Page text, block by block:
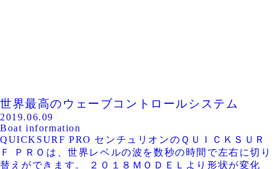
世界最高のウェーブコントロールシステム
2019.06.09
Boat information
QUICKSURF PRO センチュリオンのＱＵＩＣＫＳＵＲ
Ｆ ＰＲＯは、世界レベルの波を数秒の時間で左右に切り
替えができます。 ２０１８ＭＯＤＥＬより形状が変化